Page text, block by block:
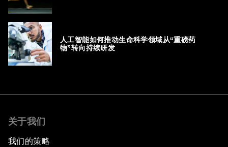
人工智能如何推动生命科学领域从“重磅药
物”转向持续研发
关于我们
我们的策略